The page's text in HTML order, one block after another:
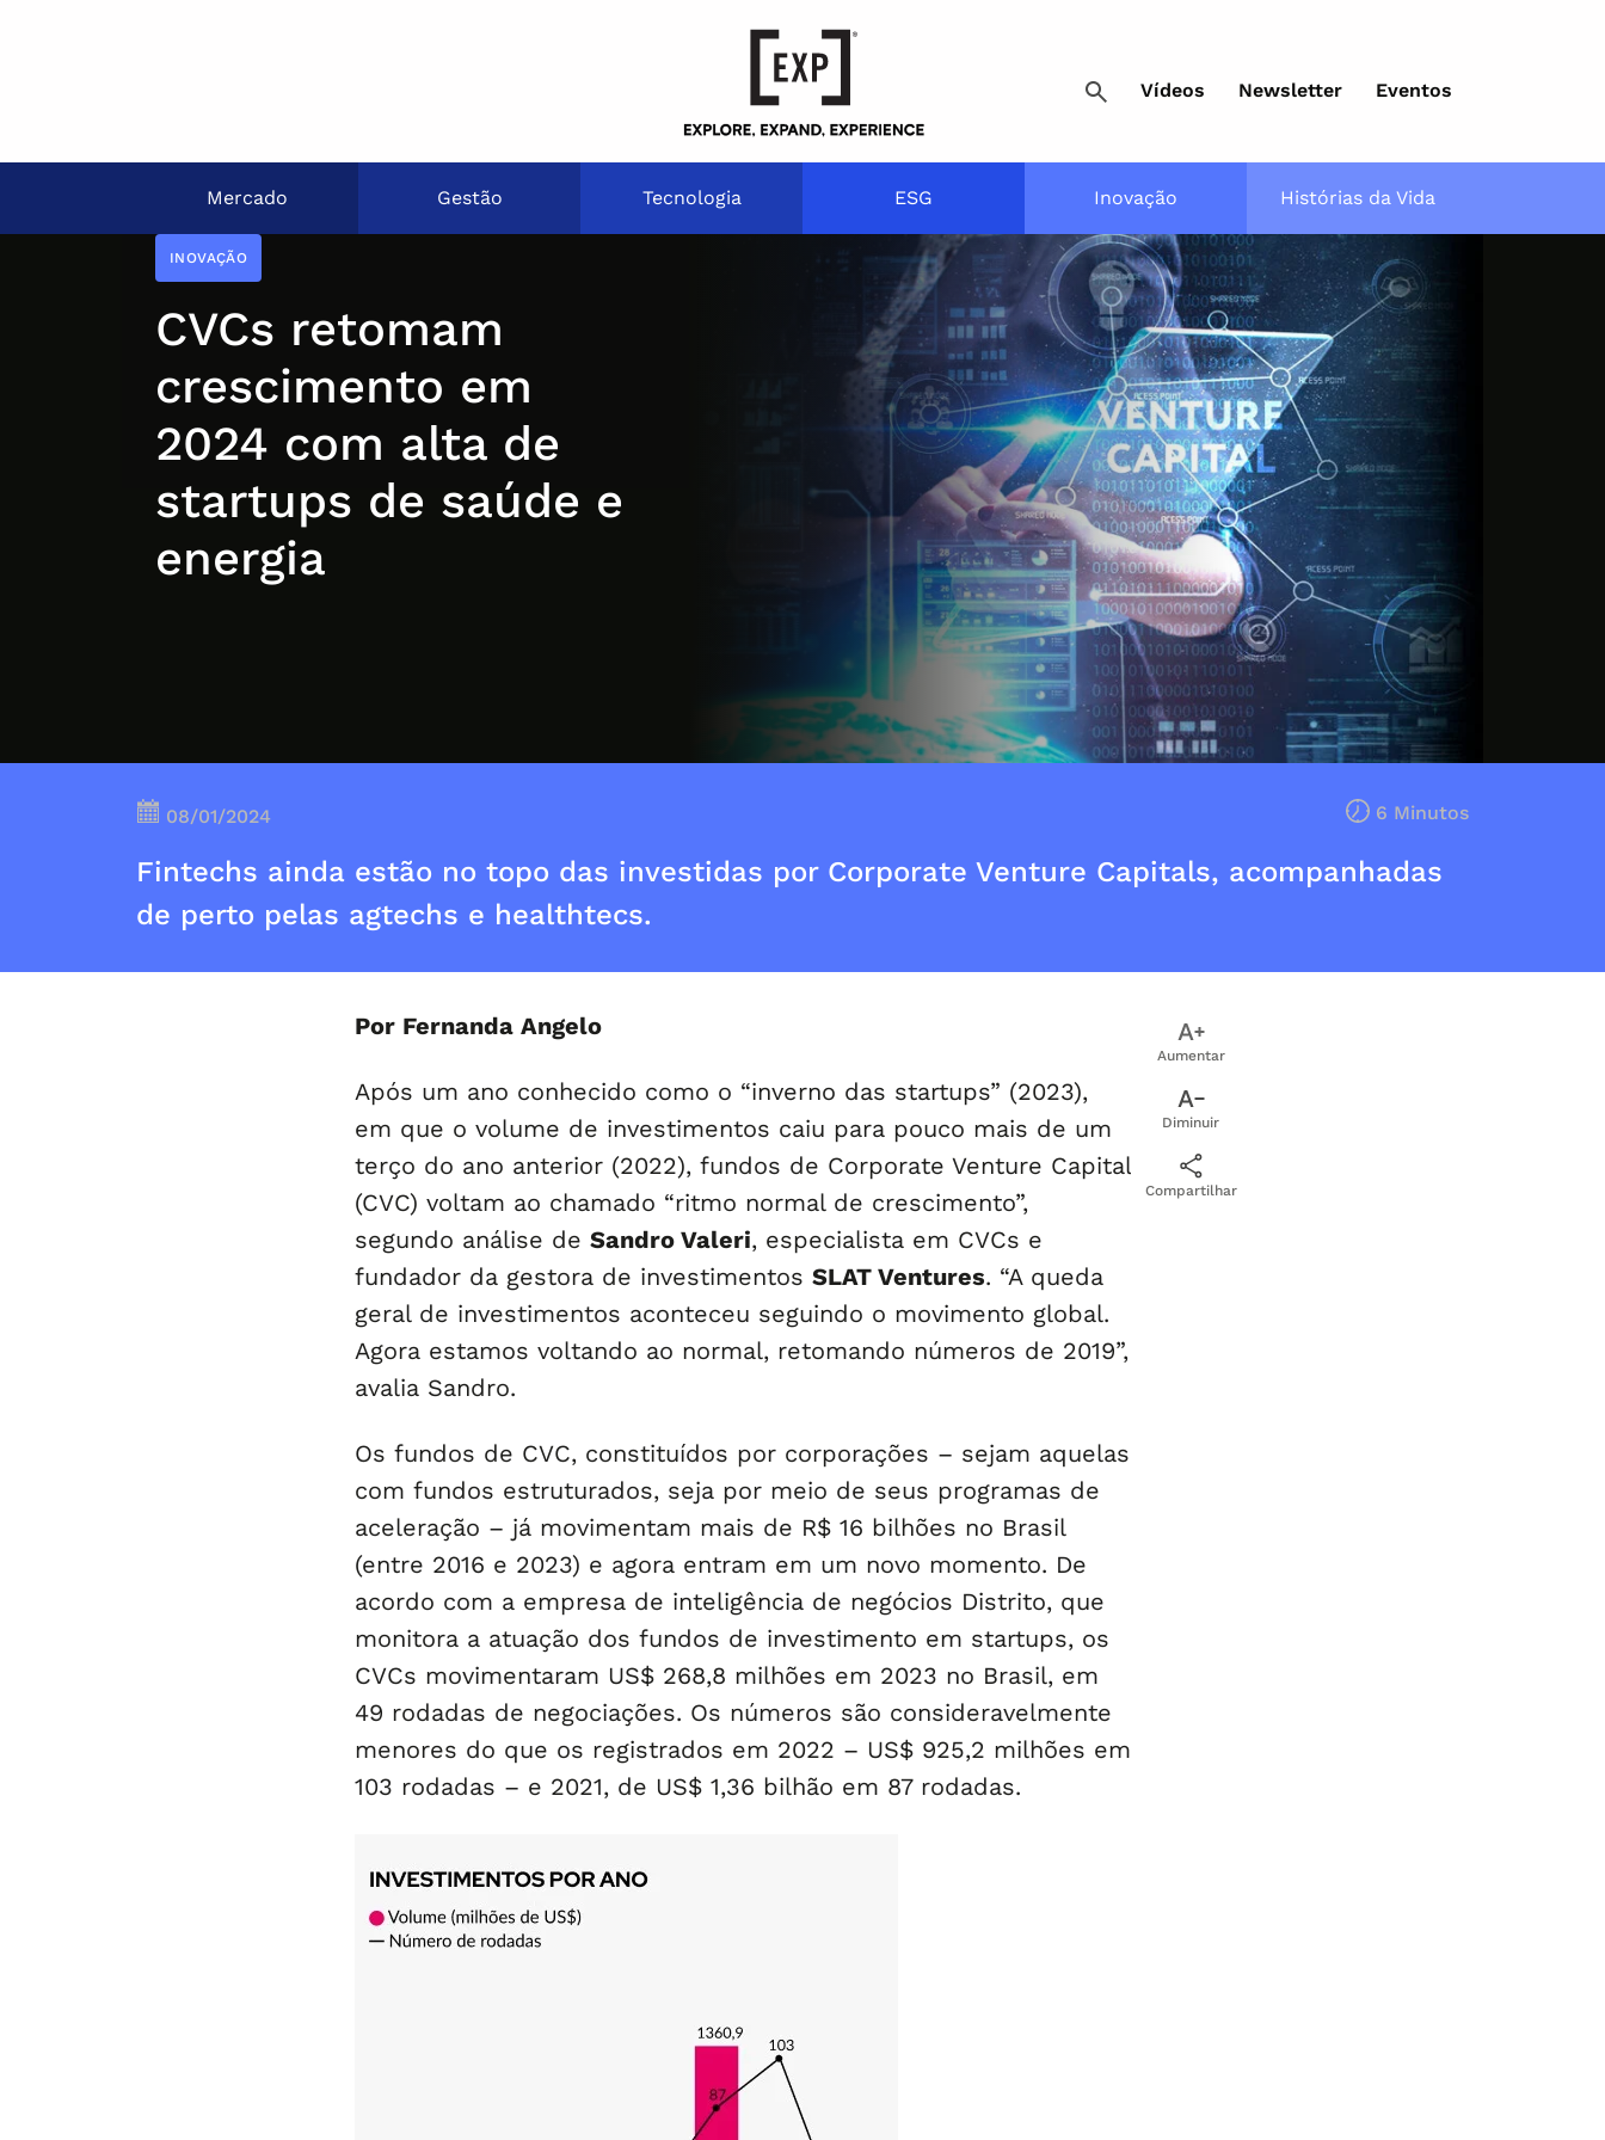
Vídeos Newsletter Eventos
Mercado Gestão Tecnologia ESG Inovação Histórias da Vida
INOVAÇÃO
CVCs retomam
crescimento em
2024 com alta de
startups de saúde e
energia
08/01/2024 6 Minutos
Fintechs ainda estão no topo das investidas por Corporate Venture Capitals, acompanhadas
de perto pelas agtechs e healthtecs.
Por Fernanda Angelo
Após um ano conhecido como o “inverno das startups” (2023),
em que o volume de investimentos caiu para pouco mais de um
terço do ano anterior (2022), fundos de Corporate Venture Capital
(CVC) voltam ao chamado “ritmo normal de crescimento”,
segundo análise de Sandro Valeri, especialista em CVCs e
fundador da gestora de investimentos SLAT Ventures. “A queda
geral de investimentos aconteceu seguindo o movimento global.
Agora estamos voltando ao normal, retomando números de 2019”,
avalia Sandro.
Os fundos de CVC, constituídos por corporações – sejam aquelas
com fundos estruturados, seja por meio de seus programas de
aceleração – já movimentam mais de R$ 16 bilhões no Brasil
(entre 2016 e 2023) e agora entram em um novo momento. De
acordo com a empresa de inteligência de negócios Distrito, que
monitora a atuação dos fundos de investimento em startups, os
CVCs movimentaram US$ 268,8 milhões em 2023 no Brasil, em
49 rodadas de negociações. Os números são consideravelmente
menores do que os registrados em 2022 – US$ 925,2 milhões em
103 rodadas – e 2021, de US$ 1,36 bilhão em 87 rodadas.
Aumentar
Diminuir
Compartilhar